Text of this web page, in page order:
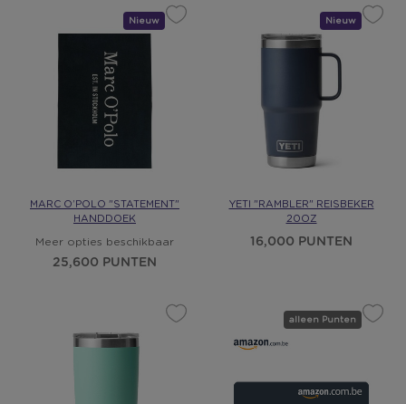
Nieuw
Cadeau
MARC O’POLO "STATEMENT"
HANDDOEK
Meer opties beschikbaar
25,600 PUNTEN
Nieuw
Cadeau
YETI "RAMBLER" REISBEKER
20OZ
16,000 PUNTEN
alleen Punten